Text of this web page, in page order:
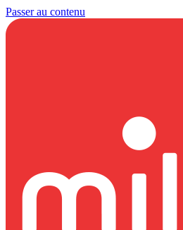
Passer au contenu